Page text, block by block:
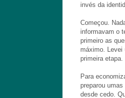
invés da
Começou.
informavam o
primeiro as
máximo. Levei
primeira
Para
preparou
desde cedo.